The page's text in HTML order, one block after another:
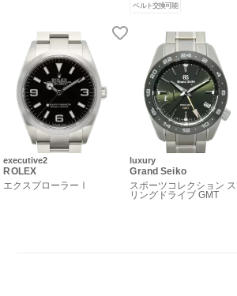
executive2
ROLEX
エクスプローラーⅠ
ベルト交換可能
luxury
Grand Seiko
スポーツコレクション
リングドライブ GMT